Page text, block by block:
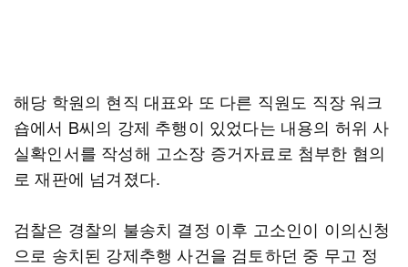
해당 학원의 현직 대표와 또 다른 직원도 직장 워크
숍에서 B씨의 강제 추행이 있었다는 내용의 허위 사
실확인서를 작성해 고소장 증거자료로 첨부한 혐의
로 재판에 넘겨졌다.
검찰은 경찰의 불송치 결정 이후 고소인이 이의신청
으로 송치된 강제추행 사건을 검토하던 중 무고 정